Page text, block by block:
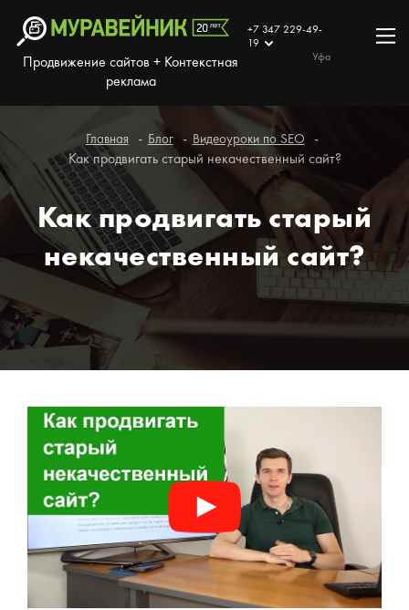
Продвижение сайтов + Контекстная
реклама
+7 347 229-49-
19
Уфа
Главная Блог Видеоуроки по SEO
Как продвигать старый некачественный сайт?
Как продвигать старый
некачественный сайт?